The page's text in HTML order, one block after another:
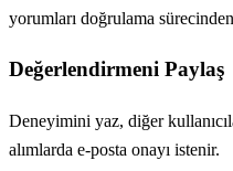
yorumları doğrulama
Değerlendirmeni Paylaş
Deneyimini yaz, diğer
alımlarda e-posta onayı istenir.